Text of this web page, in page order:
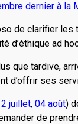
dernier à la
de clarifier
d’éthique ad
que tardive,
d’offrir ses
juillet, 04 août)
de